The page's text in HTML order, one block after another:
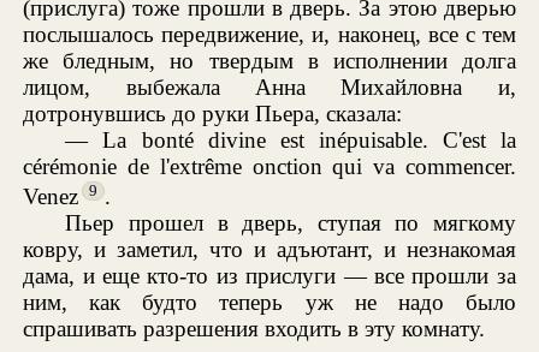
(прислуга) тоже прошли в дверь. За этою дверью
послышалось передвижение, и, наконец, все с тем
же бледным, но твердым в исполнении долга
лицом, выбежала Анна Михайловна и,
дотронувшись до руки Пьера, сказала:
— La bonté divine est inépuisable. C'est la
cérémonie de l'extrême onction qui va commencer.
Venez
9 .
Пьер прошел в дверь, ступая по мягкому
ковру, и заметил, что и адъютант, и незнакомая
дама, и еще кто-то из прислуги — все прошли за
ним, как будто теперь уж не надо было
спрашивать разрешения входить в эту комнату.